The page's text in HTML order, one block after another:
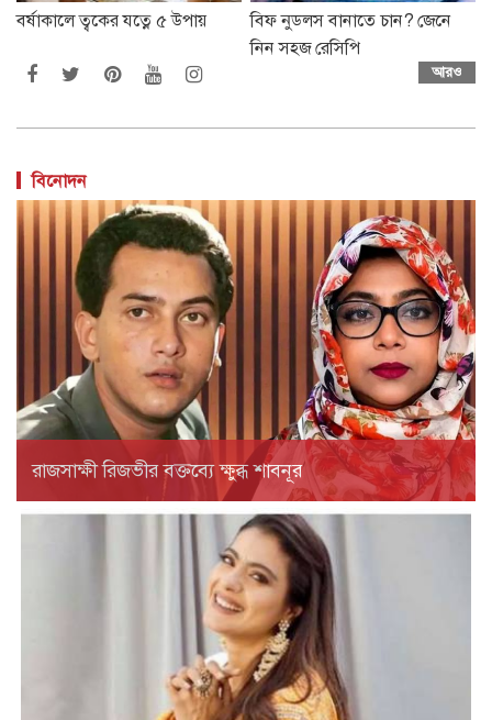
বর্ষাকালে ত্বকের যত্নে ৫ উপায়
বিফ নুডলস বানাতে চান? জেনে
নিন সহজ রেসিপি
আরও
বিনোদন
রাজসাক্ষী রিজভীর বক্তব্যে ক্ষুব্ধ শাবনূর